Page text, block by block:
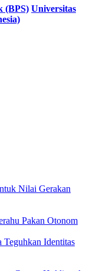
(BPS) Universitas
Nilai Gerakan
Pakan Otonom
Teguhkan Identitas